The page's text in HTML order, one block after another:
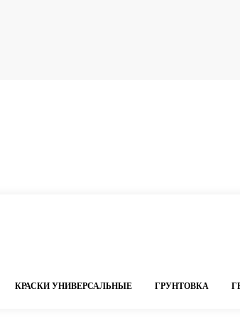
КРАСКИ УНИВЕРСАЛЬНЫЕ ГРУНТОВКА